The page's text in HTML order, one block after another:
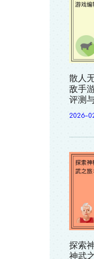
散人
敌手
评测
2026-
探索
神武